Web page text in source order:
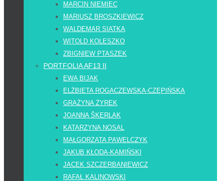
MARCIN NIEMIEC
MARIUSZ BROSZKIEWICZ
WALDEMAR SIATKA
WITOLD KOLESZKO
ZBIGNIEW PTASZEK
PORTFOLIA AF13 II
EWA BIJAK
ELŻBIETA ROGACZEWSKA-CZĘPIŃSKA
GRAŻYNA ŻYREK
JOANNA ŠKERLAK
KATARZYNA NOSAL
MAŁGORZATA PAWELCZYK
JAKUB KŁODA-KAMIŃSKI
JACEK SZCZERBANIEWICZ
RAFAŁ KALINOWSKI